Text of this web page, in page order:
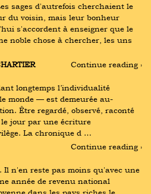
sages d'autrefois cherchaient le
du voisin, mais leur bonheur
s'accordent à enseigner que le
noble chose à chercher, les uns
Continue reading ›
longtemps l’individualité
monde — est demeurée au-
Être regardé, observé, raconté
jour par une écriture
La chronique d …
Continue reading ›
n'en reste pas moins qu'avec une
année de revenu national